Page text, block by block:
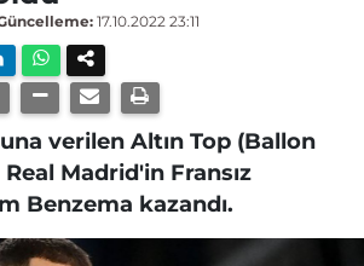
17.10.2022 23:11
verilen Altın Top (Ballon
Madrid'in Fransız
Benzema kazandı.